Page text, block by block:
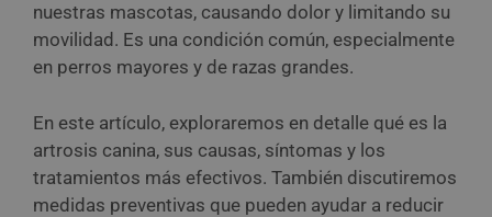
nuestras mascotas, causando dolor y limitando su
movilidad. Es una condición común, especialmente
en perros mayores y de razas grandes.
En este artículo, exploraremos en detalle qué es la
artrosis canina, sus causas, síntomas y los
tratamientos más efectivos. También discutiremos
medidas preventivas que pueden ayudar a reducir